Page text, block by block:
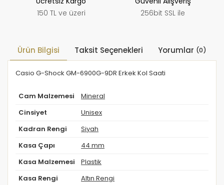
150 TL ve üzeri
256bit SSL ile
Ürün Bilgisi Taksit Seçenekleri Yorumlar (0)
Casio G-Shock GM-6900G-9DR Erkek Kol Saati
Cam Malzemesi Mineral
Cinsiyet Unisex
Kadran Rengi Siyah
Kasa Çapı 44 mm
Kasa Malzemesi Plastik
Kasa Rengi Altın Rengi